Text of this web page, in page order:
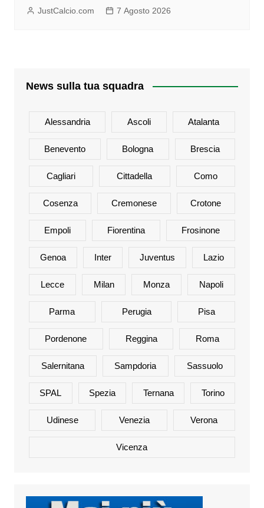
JustCalcio.com 7 Agosto 2026
News sulla tua squadra
Alessandria Ascoli Atalanta
Benevento Bologna Brescia
Cagliari Cittadella Como
Cosenza Cremonese Crotone
Empoli Fiorentina Frosinone
Genoa Inter Juventus Lazio
Lecce Milan Monza Napoli
Parma Perugia Pisa
Pordenone Reggina Roma
Salernitana Sampdoria Sassuolo
SPAL Spezia Ternana Torino
Udinese Venezia Verona
Vicenza